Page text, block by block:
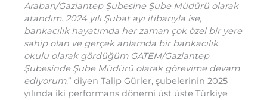
Araban/Gaziantep Şubesine Şube Müdürü olarak
atandım. 2024 yılı Şubat ayı itibarıyla ise,
bankacılık hayatımda her zaman çok özel bir yere
sahip olan ve gerçek anlamda bir bankacılık
okulu olarak gördüğüm GATEM/Gaziantep
Şubesinde Şube Müdürü olarak görevime devam
ediyorum.” diyen Talip Gürler, şubelerinin 2025
yılında iki performans dönemi üst üste Türkiye